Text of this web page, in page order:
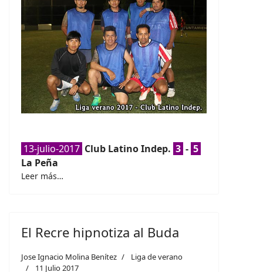
13-julio-2017 Club Latino Indep. 3 - 5
La Peña
Leer más…
El Recre hipnotiza al Buda
Jose Ignacio Molina Benítez
Liga de verano
11 Julio 2017